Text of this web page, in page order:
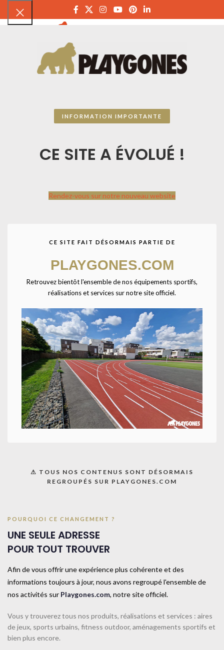
INFORMATION IMPORTANTE
CE SITE A ÉVOLUÉ !
Rendez-vous sur notre nouveau website
CE SITE FAIT DÉSORMAIS PARTIE DE
PLAYGONES.COM
Retrouvez bientôt l'ensemble de nos équipements sportifs,
réalisations et services sur notre site officiel.
⚠ TOUS NOS CONTENUS SONT DÉSORMAIS
REGROUPÉS SUR PLAYGONES.COM
POURQUOI CE CHANGEMENT ?
UNE SEULE ADRESSE
POUR TOUT TROUVER
Afin de vous offrir une expérience plus cohérente et des
informations toujours à jour, nous avons regroupé l'ensemble de
nos activités sur Playgones.com, notre site officiel.
Vous y trouverez tous nos produits, réalisations et services : aires
de jeux, sports urbains, fitness outdoor, aménagements sportifs et
bien plus encore.